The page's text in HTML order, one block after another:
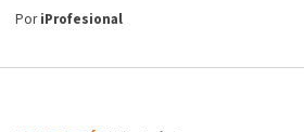
PoriProfesional